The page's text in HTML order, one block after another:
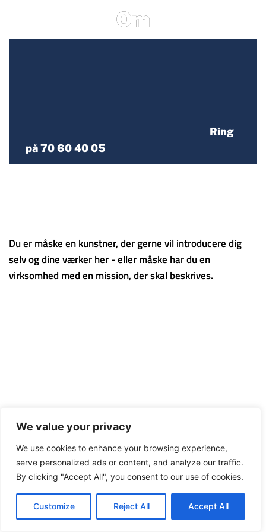
We value your privacy
We use cookies to enhance your browsing experience,
serve personalized ads or content, and analyze our traffic.
By clicking "Accept All", you consent to our use of cookies.
Customize Reject All Accept All
Om
Ring
på 70 60 40 05
Du er måske en kunstner, der gerne vil introducere dig
selv og dine værker her - eller måske har du en
virksomhed med en mission, der skal beskrives.